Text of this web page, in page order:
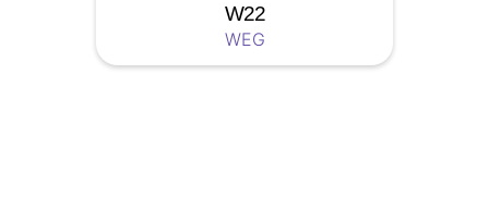
W22
WEG